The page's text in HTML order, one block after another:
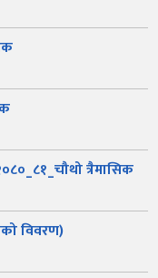
त्रैमासिक
विवरण)